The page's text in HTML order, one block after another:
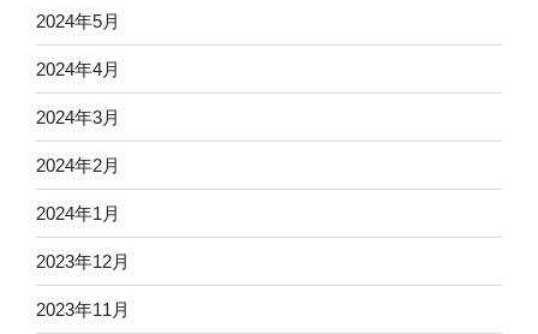
2024年5月
2024年4月
2024年3月
2024年2月
2024年1月
2023年12月
2023年11月